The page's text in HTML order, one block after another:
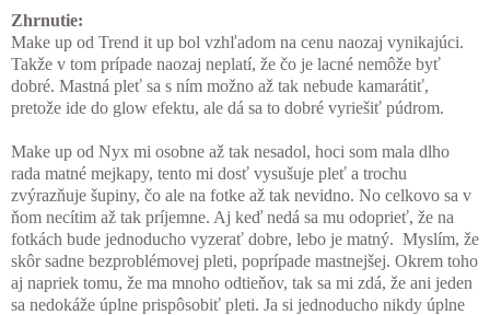
Zhrnutie:
Make up od Trend it up bol vzhľadom na cenu naozaj vynikajúci.
Takže v tom prípade naozaj neplatí, že čo je lacné nemôže byť
dobré. Mastná pleť sa s ním možno až tak nebude kamarátiť,
pretože ide do glow efektu, ale dá sa to dobré vyriešiť púdrom.
Make up od Nyx mi osobne až tak nesadol, hoci som mala dlho
rada matné mejkapy, tento mi dosť vysušuje pleť a trochu
zvýrazňuje šupiny, čo ale na fotke až tak nevidno. No celkovo sa v
ňom necítim až tak príjemne. Aj keď nedá sa mu odoprieť, že na
fotkách bude jednoducho vyzerať dobre, lebo je matný. Myslím, že
skôr sadne bezproblémovej pleti, poprípade mastnejšej. Okrem toho
aj napriek tomu, že ma mnoho odtieňov, tak sa mi zdá, že ani jeden
sa nedokáže úplne prispôsobiť pleti. Ja si jednoducho nikdy úplne